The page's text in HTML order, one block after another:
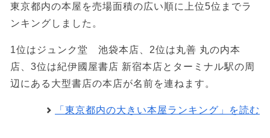
東京都内の本屋を売場面積の広い順に上位5位までラ
ンキングしました。
1位はジュンク堂 池袋本店、2位は丸善 丸の内本
店、3位は紀伊國屋書店 新宿本店とターミナル駅の周
辺にある大型書店の本店が名前を連ねます。
「東京都内の大きい本屋ランキング」を読む